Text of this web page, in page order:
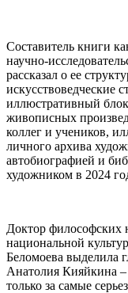
Составитель книги
научно-
рассказал о ее
искусствоведческие
иллюстративный
живописных
коллег и учеников,
личного архива
автобиографией и
художником в 2024
Доктор философских
национальной
Беломоева выделила
Анатолия Кияйкина –
только за самые